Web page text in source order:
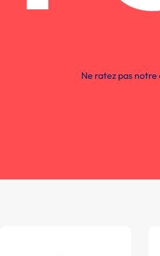
Ne ratez pas notre